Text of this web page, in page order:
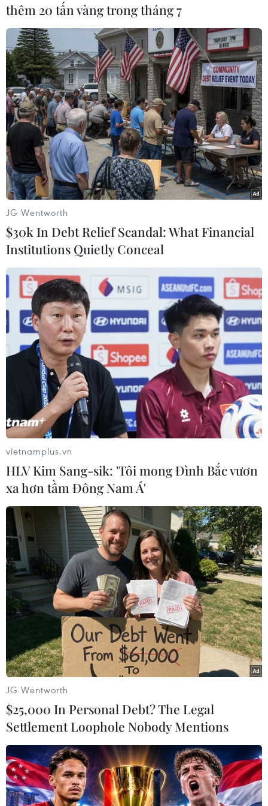
#Hàn Quốc #Irran
#Eo biển Hormuz
#liên minh do Mỹ dẫn đầu
Hàn Quốc Iran
Theo dõi VietnamPlus
TIN LIÊN QUAN
Tàu sân bay Abraham Lincoln của Mỹ đi
qua Eo biển Hormuz
20/11/2019 00:36
Nhóm tàu sân bay đã di chuyển qua tuyến hàng hải
chia tách Iran với Các Tiểu vương quốc Arập thống nhất
(UAE) và hướng về vùng Vịnh mà không gặp rắc rối gì.
Hàn Quốc có thể điều lực lượng hải quân
thêm 20 tấn vàng trong tháng 7
JG Wentworth
$30k In Debt Relief Scandal: What Financial
Institutions Quietly Conceal
vietnamplus.vn
HLV Kim Sang-sik: 'Tôi mong Đình Bắc vươn
xa hơn tầm Đông Nam Á'
JG Wentworth
$25,000 In Personal Debt? The Legal
Settlement Loophole Nobody Mentions